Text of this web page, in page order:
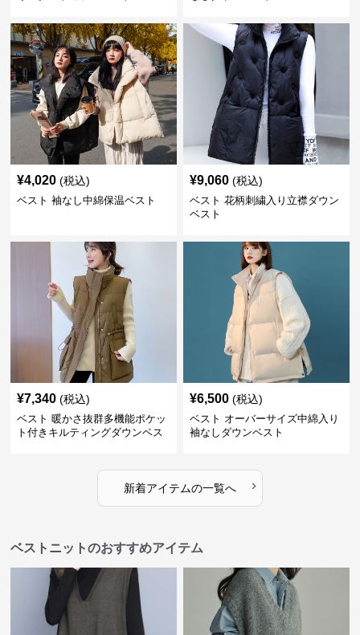
¥4,020 (税込)
ベスト 袖なし中綿保温ベスト
¥9,060 (税込)
ベスト 花柄刺繍入り立襟ダウン
ベスト
¥7,340 (税込)
ベスト 暖かさ抜群多機能ポケッ
ト付きキルティングダウンベス
¥6,500 (税込)
ベスト オーバーサイズ中綿入り
袖なしダウンベスト
新着アイテムの一覧へ ›
ベストニットのおすすめアイテム